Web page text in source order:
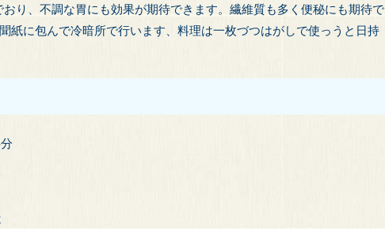
り、不調な胃にも効果が期待できます。繊維質も多く便秘にも期待で
紙に包んで冷暗所で行います、料理は一枚づつはがしで使っうと日持